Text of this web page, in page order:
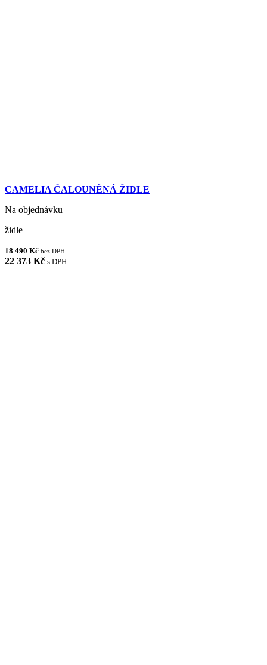
CAMELIA ČALOUNĚNÁ ŽIDLE
Na objednávku
židle
18 490 Kč bez DPH
22 373 Kč s DPH